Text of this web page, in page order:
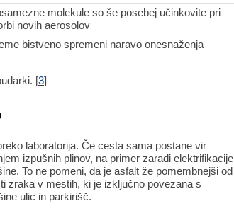
molekule so še posebej učinkovite pri
novih aerosolov
bistveno spremeni naravo onesnaženja
[3]
laboratorija. Če cesta sama postane vir
izpušnih plinov, na primer zaradi elektrifikacije
To ne pomeni, da je asfalt že pomembnejši od
zraka v mestih, ki je izključno povezana s
ulic in parkirišč.